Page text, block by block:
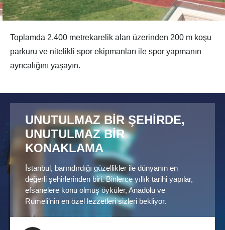
Toplamda 2.400 metrekarelik alan üzerinden 200 m koşu
parkuru ve nitelikli spor ekipmanları ile spor yapmanın
ayrıcalığını yaşayın.
UNUTULMAZ BİR ŞEHİRDE,
UNUTULMAZ BİR
KONAKLAMA
İstanbul, barındırdığı güzellikler ile dünyanın en
değerli şehirlerinden biri. Binlerce yıllık tarihi yapılar,
efsanelere konu olmuş öyküler, Anadolu ve
Rumeli’nin en özel lezzetleri sizleri bekliyor.